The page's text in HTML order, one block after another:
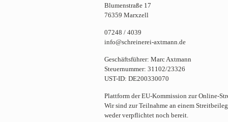
Blumenstraße 17
76359 Marxzell
07248 / 4039
info@schreinerei-axtmann.de
Geschäftsführer: Marc Axtmann
Steuernummer: 31102/23326
UST-ID: DE200330070
Plattform der EU-Kommission zur Online-
Wir sind zur Teilnahme an einem
weder verpflichtet noch bereit.